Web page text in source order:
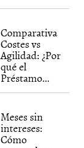
Comparativa
Costes vs
Agilidad: ¿Por
qué el
Préstamo...
Meses sin
intereses:
Cómo